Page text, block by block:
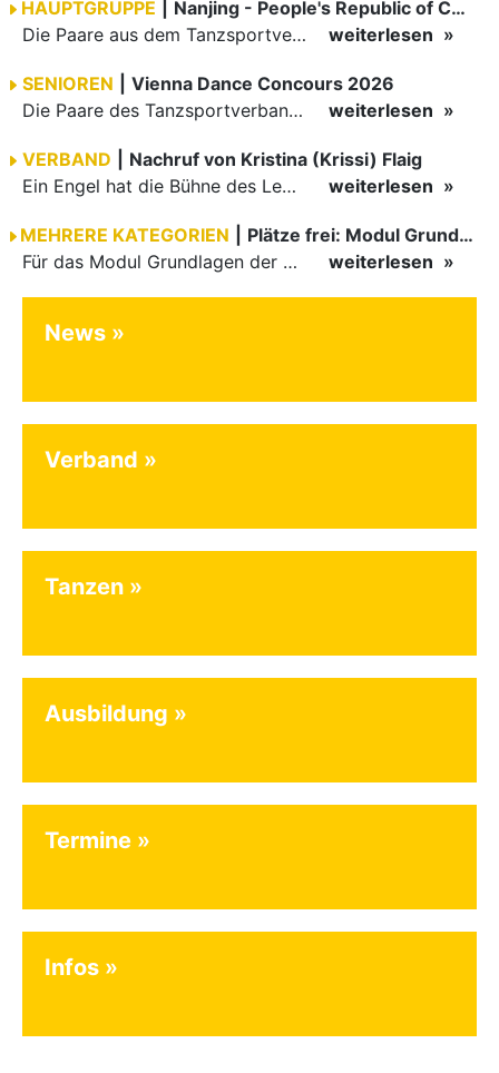
HAUPTGRUPPE
Nanjing - People's Republic of China
Die Paare aus dem Tanzsportverband Baden-Württemberg (TBW) haben beim hochklassig besetzten WDSF GrandSlam im chinesischen Nanjing wieder einmal auf internationalem Top-Niveau geglänzt. Das…
weiterlesen
SENIOREN
Vienna Dance Concours 2026
Die Paare des Tanzsportverbandes Baden-Württemberg (TBW) glänzten auf dem internationalen Parkett des Vienna Dance Concourse 2026 im Wiener Rathaus mit hervorragenden Platzierungen Ergebnisse unter: …
weiterlesen
VERBAND
Nachruf von Kristina (Krissi) Flaig
Ein Engel hat die Bühne des Lebens verlassen. Viel zu früh, plötzlich und für uns alle unfassbar, wurde unsere geliebte Kristina (Krissi) Flaig im Alter von 36 Jahren aus dem Leben gerissen. Das Tanzen…
weiterlesen
MEHRERE KATEGORIEN
Plätze frei: Modul Grundlagen
Für das Modul Grundlagen der Breitensportausbildung vom 10. bis 13. September an der Landessportschule Albstadt sind noch Plätze frei. Das Modul kann auch für den Lizenzerhalt (30 LE fachlich) genutzt…
weiterlesen
News
Verband
Tanzen
Ausbildung
Termine
Infos